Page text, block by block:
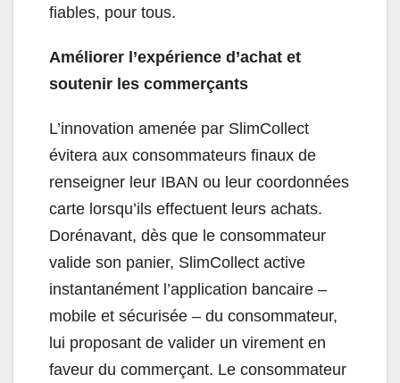
fiables, pour tous.
Améliorer l’expérience d’achat et
soutenir les commerçants
L’innovation amenée par SlimCollect
évitera aux consommateurs finaux de
renseigner leur IBAN ou leur coordonnées
carte lorsqu’ils effectuent leurs achats.
Dorénavant, dès que le consommateur
valide son panier, SlimCollect active
instantanément l’application bancaire –
mobile et sécurisée – du consommateur,
lui proposant de valider un virement en
faveur du commerçant. Le consommateur